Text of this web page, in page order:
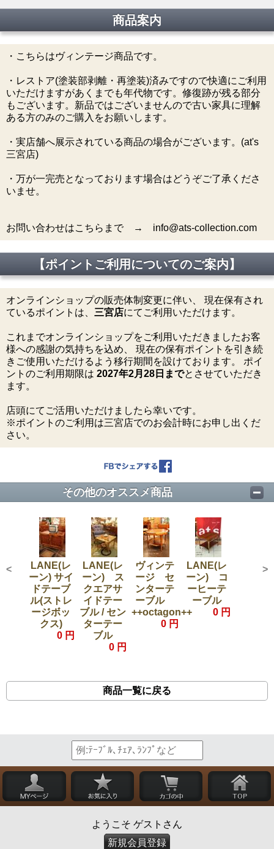
商品案内
・こちらはヴィンテージ商品です。
・レストア(塗装部剥離・再塗装)済みですので快適にご利用
いただけますがあくまでも年代物です。修復跡が残る部分
もございます。新品ではございませんので古い家具に理解
ある方のみのご購入をお願いします。
・実店舗へ展示されている商品の場合がございます。(at's
三宮店)
・万が一完売となっております場合はどうぞご了承くださ
いませ。
お問い合わせはこちらまで → info@ats-collection.com
【ポイントご利用についてのご案内】
オンラインショップの販売体制変更に伴い、 現在保有され
ているポイントは、 三宮店にてご利用いただけます。
これまでオンラインショップをご利用いただきましたお客
様への感謝の気持ちを込め、 現在の保有ポイントを引き続
きご使用いただけるよう移行期間を設けております。 ポイ
ントのご利用期限は 2027年2月28日までとさせていただき
ます。
店頭にてご活用いただけましたら幸いです。
※ポイントのご利用は三宮店でのお会計時にお申し出くだ
さい。
その他のオススメ商品
LANE(レ
ーン) サイ
ドテーブ
ル(ストレ
ージボッ
クス)
0 円
LANE(レ
ーン) ス
クエアサ
イドテー
ブル / セン
ターテー
ブル
0 円
ヴィンテ
ージ セ
ンターテ
ーブル
++octagon++
0 円
LANE(レ
ーン) コ
ーヒーテ
ーブル
0 円
< >
商品一覧に戻る
ようこそ ゲストさん
新規会員登録